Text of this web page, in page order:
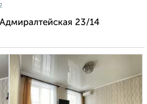
23/14